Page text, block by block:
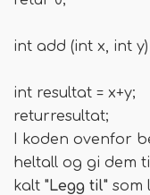
int add (int x, int y)
int resultat = x+y;
returresultat;
I koden ovenfor
heltall og gi dem
kalt "Legg til" som